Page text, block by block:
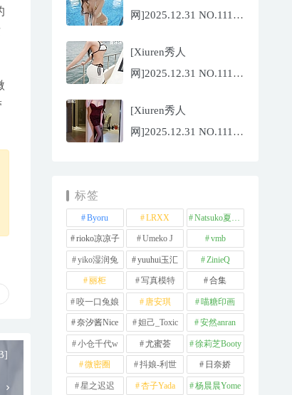
网]2025.12.31 NO.11182
[81P/959.10MB]
[Xiuren秀人
网]2025.12.31 NO.11180
[Xiuren秀人
网]2025.12.31 NO.11181
标签
Byoru LRXX Natsuko夏夏子
rioko凉凉子 Umeko J vmb
yiko湿润兔 yuuhui玉汇 ZinieQ
丽柜 写真模特 合集
咬一口兔娘 唐安琪 喵糖印画
奈汐酱Nice 妲己_Toxic 安然anran
小仓千代w 尤蜜荟 徐莉芝Booty
微密圈 抖娘-利世 日奈娇
星之迟迟 杏子Yada 杨晨晨Yome